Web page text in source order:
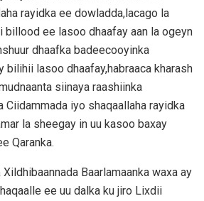
rayidka ee dowladda,lacago la
ee lasoo dhaafay aan la ogeyn
dhaafka badeecooyinka
bilihii lasoo dhaafay,habraaca kharash
siinaya raashiinka
Ciidammada iyo shaqaallaha rayidka
la sheegay in uu kasoo baxay
Qaranka.
Xildhibaannada Baarlamaanka waxa ay
ee uu dalka ku jiro Lixdii